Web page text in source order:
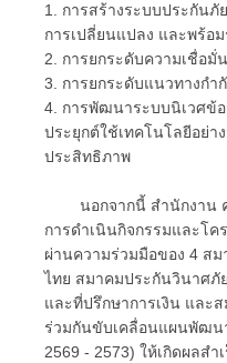
1. การสร้างระบบประกัน
การเปลี่ยนแปลง และพร้อ
2. การยกระดับความเชื่อ
3. การยกระดับแนวทางก
4. การพัฒนาระบบนิเวศข้
ประยุกต์ใช้เทคโนโลยีอย่
ประสิทธิภาพ
นอกจากนี้ สำนักงาน
การดำเนินกิจกรรมและโค
ผ่านความร่วมมือของ 4 ส
ไทย สมาคมประกันวินาศ
และที่ปรึกษาการเงิน และ
ร่วมกันขับเคลื่อนแผนพัฒน
2569 - 2573) ให้เกิดผลสำ